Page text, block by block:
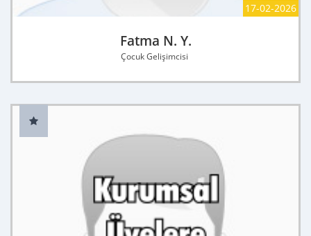
17-02-2026
Fatma N. Y.
Çocuk Gelişimcisi